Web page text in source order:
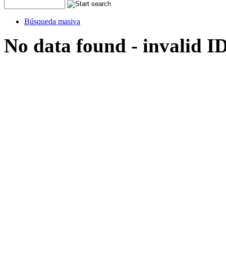
Búsqueda masiva
No data found - invalid